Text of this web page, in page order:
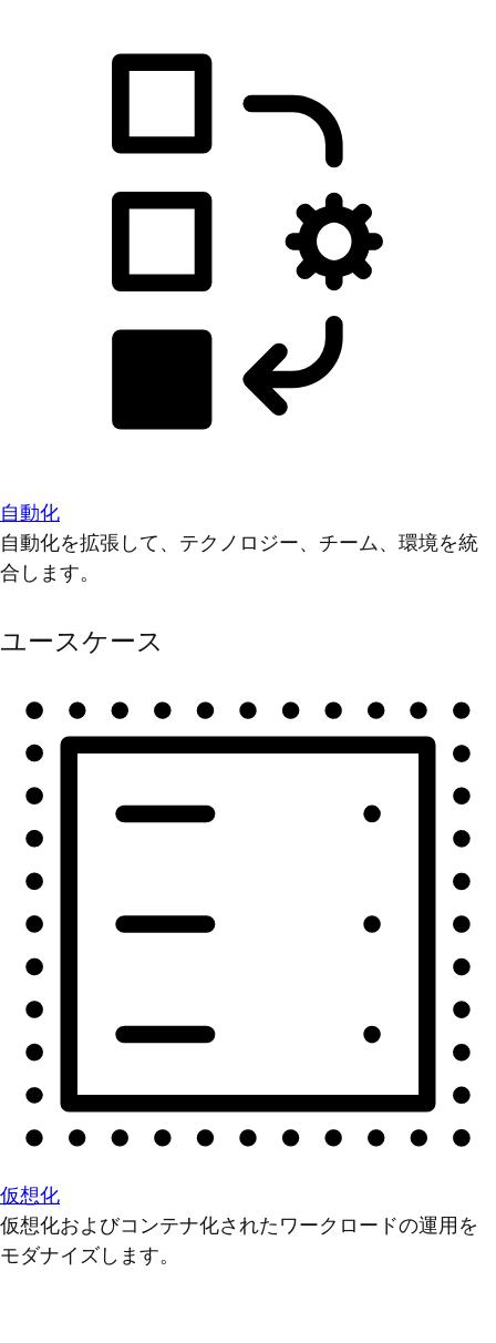
自動化
自動化を拡張して、テクノロジー、チーム、環境を統
合します。
ユースケース
仮想化
仮想化およびコンテナ化されたワークロードの運用を
モダナイズします。